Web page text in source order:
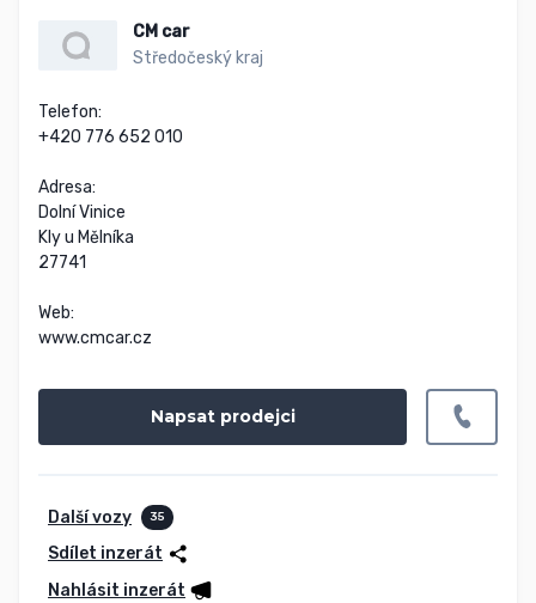
CM car
Středočeský kraj
Telefon:
+420 776 652 010
Adresa:
Dolní Vinice
Kly u Mělníka
27741
Web:
www.cmcar.cz
Napsat prodejci
Další vozy 35
Sdílet inzerát
Nahlásit inzerát